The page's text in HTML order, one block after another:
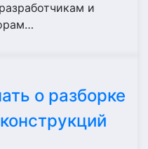
и
о разборке